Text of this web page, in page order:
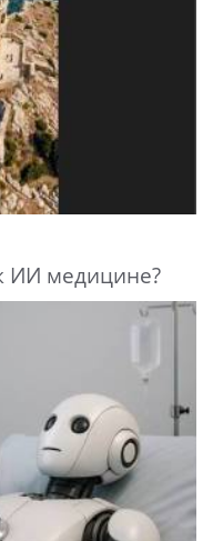
ИИ медицине?